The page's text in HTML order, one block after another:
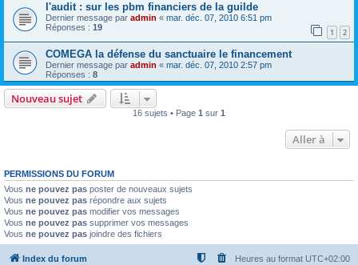
l'audit : sur les pbm financiers de la guilde
Dernier message par admin « mar. déc. 07, 2010 6:51 pm
Réponses : 19 1 2
COMEGA la défense du sanctuaire le financement
Dernier message par admin « mar. déc. 07, 2010 2:57 pm
Réponses : 8
Nouveau sujet
16 sujets • Page 1 sur 1
Aller à
PERMISSIONS DU FORUM
Vous ne pouvez pas poster de nouveaux sujets
Vous ne pouvez pas répondre aux sujets
Vous ne pouvez pas modifier vos messages
Vous ne pouvez pas supprimer vos messages
Vous ne pouvez pas joindre des fichiers
Index du forum Heures au format UTC+02:00